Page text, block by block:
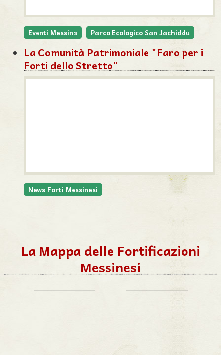
Eventi Messina Parco Ecologico San Jachiddu
La Comunità Patrimoniale "Faro per i
Forti dello Stretto"
News Forti Messinesi
La Mappa delle Fortificazioni
Messinesi